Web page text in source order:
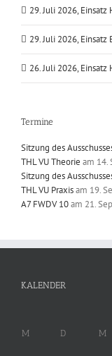
29. Juli 2026,
29. Juli 2026, Einsatz
26. Juli 2026,
Termine
Sitzung des
THL VU Theorie am 14.
Sitzung des
THL VU Praxisam 19.
A7 FWDV 10am 21.
KALENDER
M D M